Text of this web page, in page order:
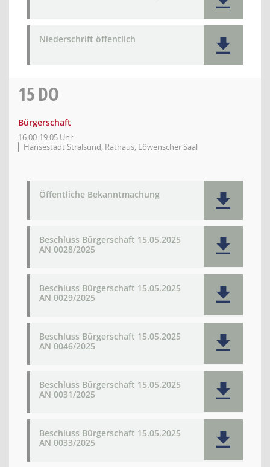
Niederschrift öffentlich
15DO
Bürgerschaft
16:00-19:05 Uhr
Hansestadt Stralsund, Rathaus, Löwenscher Saal
Öffentliche Bekanntmachung
Beschluss Bürgerschaft 15.05.2025
AN 0028/2025
Beschluss Bürgerschaft 15.05.2025
AN 0029/2025
Beschluss Bürgerschaft 15.05.2025
AN 0046/2025
Beschluss Bürgerschaft 15.05.2025
AN 0031/2025
Beschluss Bürgerschaft 15.05.2025
AN 0033/2025